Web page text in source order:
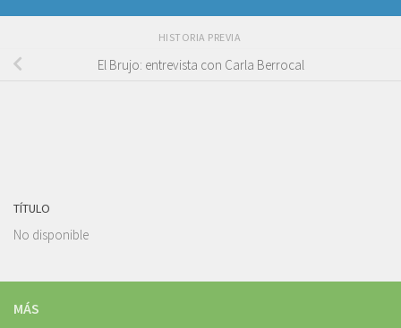
HISTORIA PREVIA
El Brujo: entrevista con Carla Berrocal
TÍTULO
No disponible
MÁS